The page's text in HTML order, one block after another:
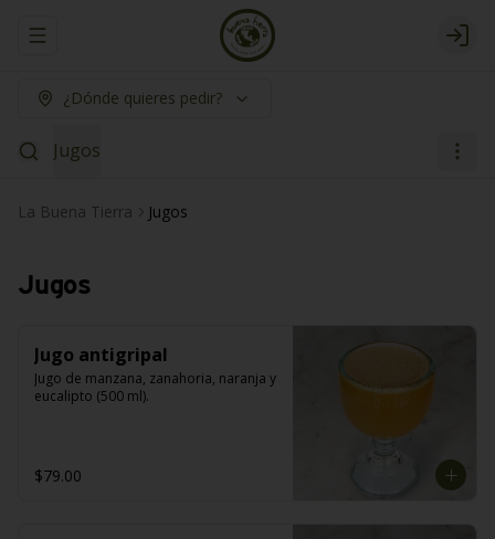
Abrir menu de navegación Login
¿Dónde quieres pedir?
Jugos
La Buena Tierra Jugos
Jugos
Jugo antigripal
Jugo de manzana, zanahoria, naranja y
eucalipto (500 ml).
$79.00